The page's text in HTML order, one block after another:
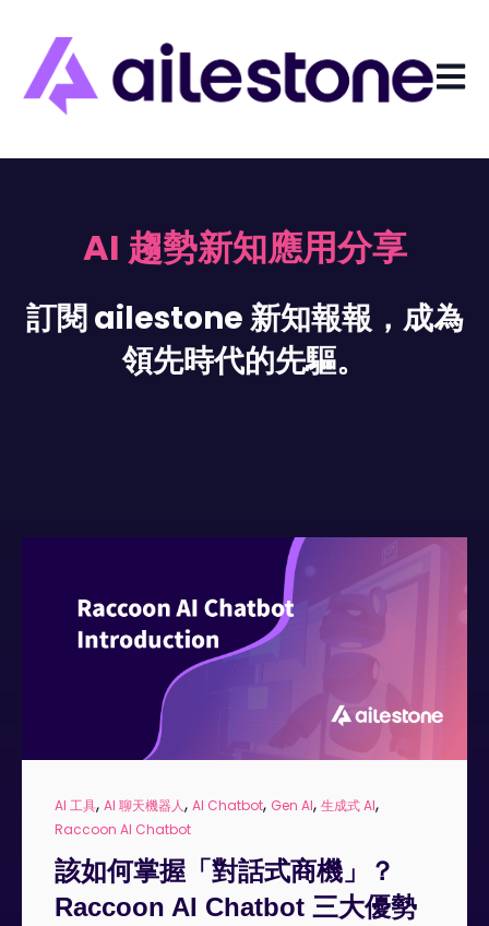
開啟
AI 趨勢新知應用分享
訂閱 ailestone 新知報報，成為
領先時代的先驅。
AI 工具, AI 聊天機器人, AI Chatbot, Gen AI, 生成式 AI,
Raccoon AI Chatbot
該如何掌握「對話式商機」？
Raccoon AI Chatbot 三大優勢